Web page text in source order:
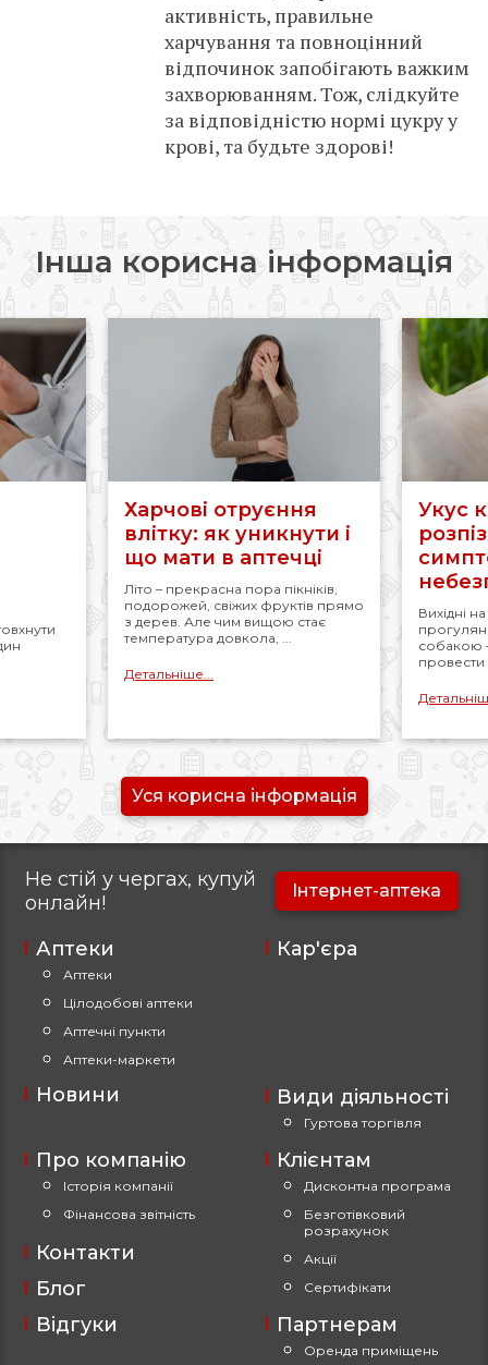
активність, правильне
харчування та повноцінний
відпочинок запобігають важким
захворюванням. Тож, слідкуйте
за відповідністю нормі цукру у
крові, та будьте здорові!
Інша корисна інформація
Харчові отруєння
влітку: як уникнути і
що мати в аптечці
Літо – прекрасна пора пікніків,
подорожей, свіжих фруктів прямо
з дерев. Але чим вищою стає
температура довкола, ...
Детальніше...
Укус
Вихідні
собакою
провести
Уся корисна інформація
Не стій у чергах, купуй
онлайн!
Інтернет-аптека
Аптеки
Аптеки
Цілодобові аптеки
Аптечні пункти
Аптеки-маркети
Про компанію
Історія компанії
Фінансова звітність
Види діяльності
Гуртова торгівля
Контакти
Відгуки
Новини
Клієнтам
Дисконтна програма
Безготівковий
розрахунок
Акції
Сертифікати
Партнерам
Оренда приміщень
Блог
Кар'єра